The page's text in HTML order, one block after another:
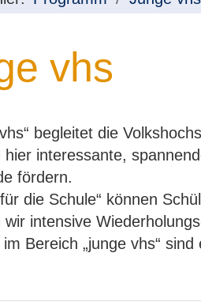
vhs
begleitet die
interessante,
fördern.
die Schule“ können
intensive
Bereich „junge vhs“